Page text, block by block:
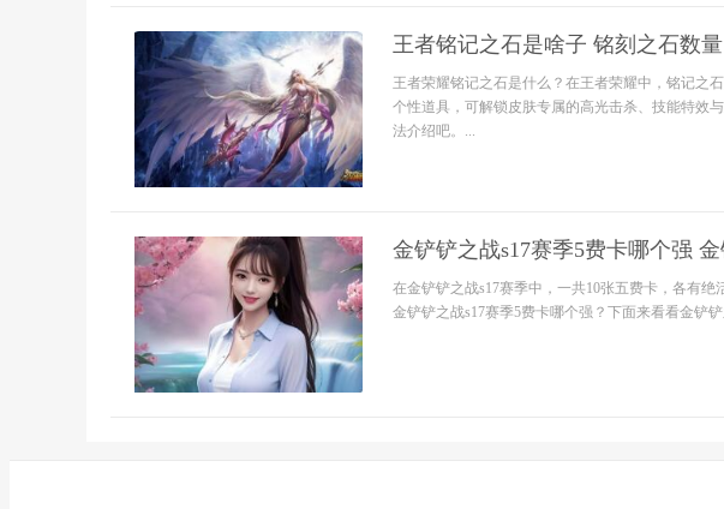
王者铭记之石是啥子 铭刻之石数量
王者荣耀铭记之石是什么？在王者荣耀中，铭记之
个性道具，可解锁皮肤专属的高光击杀、技能特效
法介绍吧。...
金铲铲之战s17赛季5费卡哪个强
在金铲铲之战s17赛季中，一共10张五费卡，各有
金铲铲之战s17赛季5费卡哪个强？下面来看看金铲